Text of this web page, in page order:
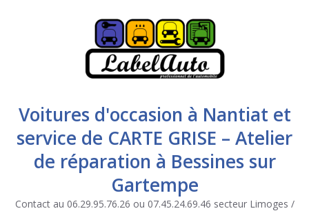
Voitures d'occasion à Nantiat et
service de CARTE GRISE – Atelier
de réparation à Bessines sur
Gartempe
Contact au 06.29.95.76.26 ou 07.45.24.69.46 secteur Limoges /